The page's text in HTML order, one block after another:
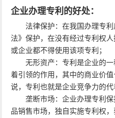
企业办理专利的好处：
法律保护：在我国办理专
法》保护，在没有经过专利权
或企业都不得使用该项专利；
无形资产：专利是企业的
着引领的作用，其中的商业价
说，专利也就是企业竞争力的代
垄断市场：企业办理专利
品销售市场，独自实施专利权，